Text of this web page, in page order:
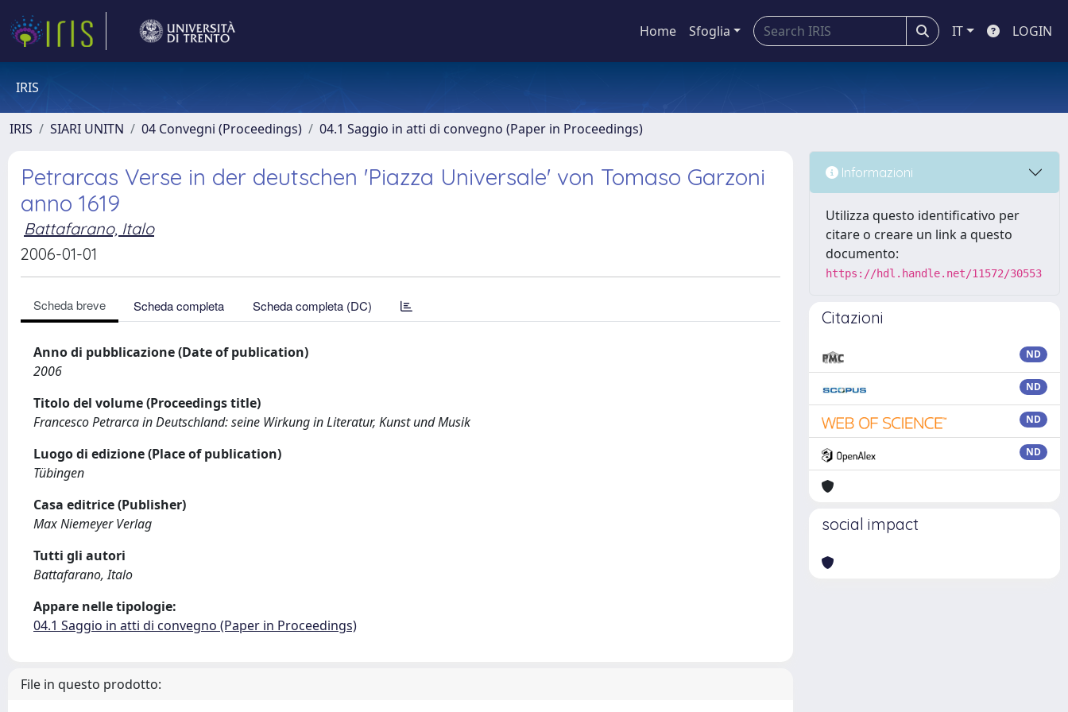
Home Sfoglia IT LOGIN
IRIS
IRIS SIARI UNITN 04 Convegni (Proceedings) 04.1 Saggio in atti di convegno (Paper in Proceedings)
Petrarcas Verse in der deutschen 'Piazza Universale' von Tomaso Garzoni
anno 1619
Battafarano, Italo
2006-01-01
Scheda breve Scheda completa Scheda completa (DC)
Anno di pubblicazione (Date of publication)
2006
Titolo del volume (Proceedings title)
Francesco Petrarca in Deutschland: seine Wirkung in Literatur, Kunst und Musik
Luogo di edizione (Place of publication)
Tübingen
Casa editrice (Publisher)
Max Niemeyer Verlag
Tutti gli autori
Battafarano, Italo
Appare nelle tipologie:
04.1 Saggio in atti di convegno (Paper in Proceedings)
File in questo prodotto:
Informazioni
Utilizza questo identificativo per
citare o creare un link a questo
documento:
https://hdl.handle.net/11572/30553
Citazioni
ND
ND
ND
ND
social impact